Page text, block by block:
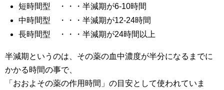
短時間型 ・・・半減期が6-10時間
中時間型 ・・・半減期が12-24時間
長時間型 ・・・半減期が24時間以上
半減期というのは、その薬の血中濃度が半分になるまでに
かかる時間の事で、
「おおよその薬の作用時間」の目安として使われていま